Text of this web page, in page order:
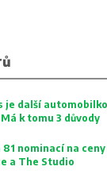
je další
k tomu 3 důvody
81 nominací na
a The Studio